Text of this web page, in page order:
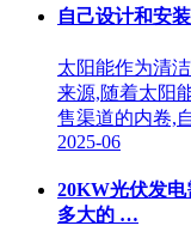
自己设计和安
太阳能作为清
来源,随着太阳
售渠道的内卷,
2025-06
20KW光伏发
多大的 …